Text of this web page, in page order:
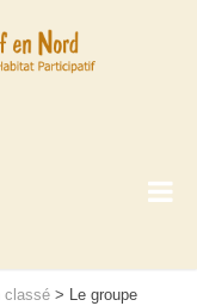
classé > Le groupe